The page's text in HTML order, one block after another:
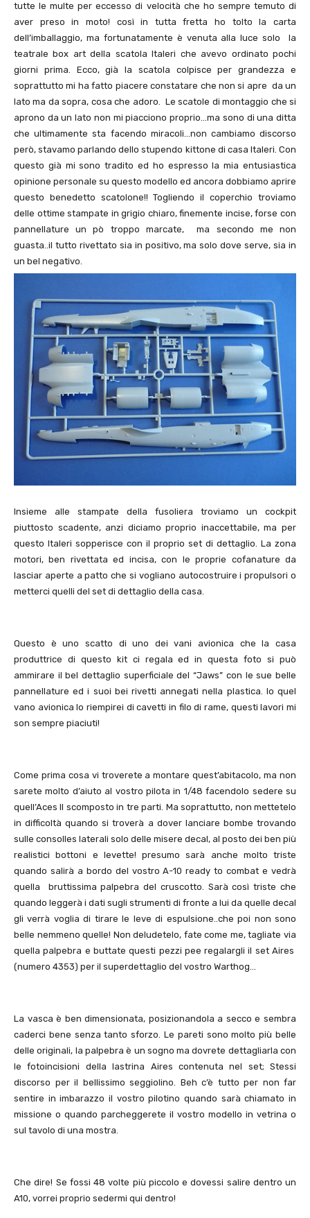
tutte le multe per eccesso di velocità che ho sempre temuto di
aver preso in moto! così in tutta fretta ho tolto la carta
dell’imballaggio, ma fortunatamente è venuta alla luce solo la
teatrale box art della scatola Italeri che avevo ordinato pochi
giorni prima. Ecco, già la scatola colpisce per grandezza e
soprattutto mi ha fatto piacere constatare che non si apre da un
lato ma da sopra, cosa che adoro. Le scatole di montaggio che si
aprono da un lato non mi piacciono proprio…ma sono di una ditta
che ultimamente sta facendo miracoli…non cambiamo discorso
però, stavamo parlando dello stupendo kittone di casa Italeri. Con
questo già mi sono tradito ed ho espresso la mia entusiastica
opinione personale su questo modello ed ancora dobbiamo aprire
questo benedetto scatolone!! Togliendo il coperchio troviamo
delle ottime stampate in grigio chiaro, finemente incise, forse con
pannellature un pò troppo marcate, ma secondo me non
guasta..il tutto rivettato sia in positivo, ma solo dove serve, sia in
un bel negativo.
Insieme alle stampate della fusoliera troviamo un cockpit
piuttosto scadente, anzi diciamo proprio inaccettabile, ma per
questo Italeri sopperisce con il proprio set di dettaglio. La zona
motori, ben rivettata ed incisa, con le proprie cofanature da
lasciar aperte a patto che si vogliano autocostruire i propulsori o
metterci quelli del set di dettaglio della casa.
Questo è uno scatto di uno dei vani avionica che la casa
produttrice di questo kit ci regala ed in questa foto si può
ammirare il bel dettaglio superficiale del “Jaws” con le sue belle
pannellature ed i suoi bei rivetti annegati nella plastica. Io quel
vano avionica lo riempirei di cavetti in filo di rame, questi lavori mi
son sempre piaciuti!
Come prima cosa vi troverete a montare quest’abitacolo, ma non
sarete molto d’aiuto al vostro pilota in 1/48 facendolo sedere su
quell’Aces II scomposto in tre parti. Ma soprattutto, non mettetelo
in difficoltà quando si troverà a dover lanciare bombe trovando
sulle consolles laterali solo delle misere decal, al posto dei ben più
realistici bottoni e levette! presumo sarà anche molto triste
quando salirà a bordo del vostro A-10 ready to combat e vedrà
quella bruttissima palpebra del cruscotto. Sarà così triste che
quando leggerà i dati sugli strumenti di fronte a lui da quelle decal
gli verrà voglia di tirare le leve di espulsione..che poi non sono
belle nemmeno quelle! Non deludetelo, fate come me, tagliate via
quella palpebra e buttate questi pezzi pee regalargli il set Aires
(numero 4353) per il superdettaglio del vostro Warthog…
La vasca è ben dimensionata, posizionandola a secco e sembra
caderci bene senza tanto sforzo. Le pareti sono molto più belle
delle originali, la palpebra è un sogno ma dovrete dettagliarla con
le fotoincisioni della lastrina Aires contenuta nel set; Stessi
discorso per il bellissimo seggiolino. Beh c’è tutto per non far
sentire in imbarazzo il vostro pilotino quando sarà chiamato in
missione o quando parcheggerete il vostro modello in vetrina o
sul tavolo di una mostra.
Che dire! Se fossi 48 volte più piccolo e dovessi salire dentro un
A10, vorrei proprio sedermi qui dentro!